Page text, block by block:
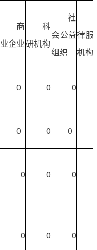
商
业企业
科
研机构
社
会公益
组织
律服
机构
0 0 0
0 0 0
0 0 0
0 0 0